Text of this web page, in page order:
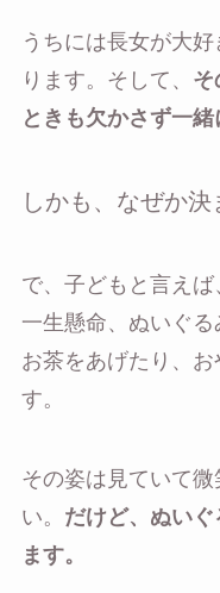
うちには長女が大
ります。そして、 そ
ときも欠かさず一
しかも、なぜか決
で、子どもと言えば
一生懸命、ぬいぐる
お茶をあげたり、
す。
その姿は見ていて
い。 だけど、ぬい
ます。